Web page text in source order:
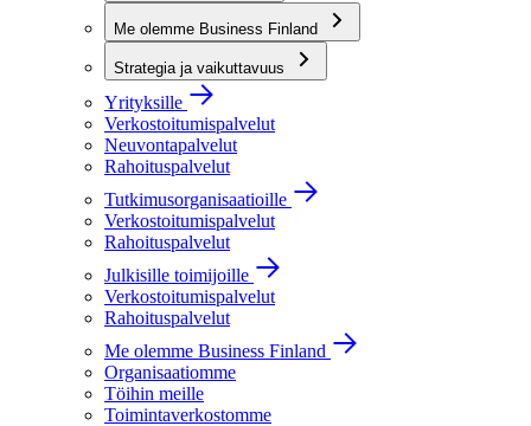
Me olemme Business Finland
Strategia ja vaikuttavuus
Yrityksille
Verkostoitumispalvelut
Neuvontapalvelut
Rahoituspalvelut
Tutkimusorganisaatioille
Verkostoitumispalvelut
Rahoituspalvelut
Julkisille toimijoille
Verkostoitumispalvelut
Rahoituspalvelut
Me olemme Business Finland
Organisaatiomme
Töihin meille
Toimintaverkostomme